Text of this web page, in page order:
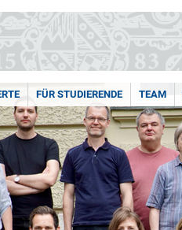
FÜR STUDIERENDE TEAM